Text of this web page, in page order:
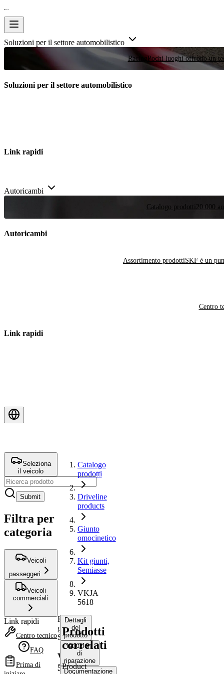
Soluzioni per il settore automobilistico
RacingPochi luoghi offrono un
Soluzioni per il settore automobilistico
Link rapidi
Autoricambi
Catalogo prodotti 20.000
Autoricambi
Assortimento prodottiSKF è un
Centro
Link rapidi
Seleziona
il veicolo
Submit
Filtra per
categoria
Veicoli
passeggeri
Veicoli
commerciali
Link rapidi
Centro tecnico
FAQ
Prima di
Catalogo
prodotti
Driveline
products
Giunto
omocinetico
Kit giunti,
Semiasse
VKJA
5618
Kit
giunti,
Semiasse
VKJA
5618
Dettagli
del
prodotto
Istruzioni
di
riparazione
Documentazione
Prodotti
correlati
Product